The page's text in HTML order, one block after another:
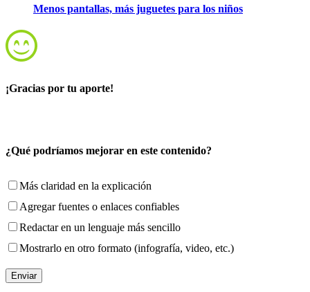
Menos pantallas, más juguetes para los niños
¡Gracias por tu aporte!
¿Qué podríamos mejorar en este contenido?
Más claridad en la explicación
Agregar fuentes o enlaces confiables
Redactar en un lenguaje más sencillo
Mostrarlo en otro formato (infografía, video, etc.)